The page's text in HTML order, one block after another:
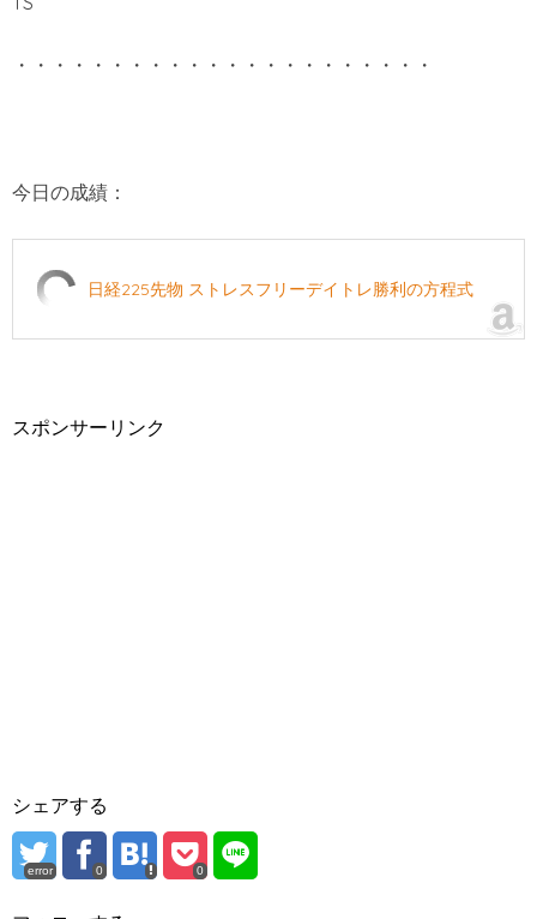
・・・・・・・・・・・・・・・・・・・・・・
今日の成績：
日経225先物 ストレスフリーデイトレ勝利の方程式
スポンサーリンク
シェアする
error 0 0